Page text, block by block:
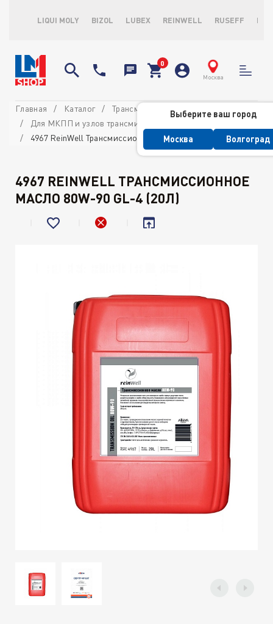
LIQUI MOLY BIZOL LUBEX REINWELL RUSEFF
Москва
Выберите ваш город
Москва Волгоград
Главная Каталог
Трансмиссионные масла и ATF
Для МКПП и узлов трансмиссии
4967 ReinWell Трансмиссионное масло 80W-90 GL-4 (20л)
4967 REINWELL ТРАНСМИССИОННОЕ
МАСЛО 80W-90 GL-4 (20Л)